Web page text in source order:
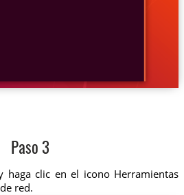
Paso 3
clic en el icono Herramientas
red.